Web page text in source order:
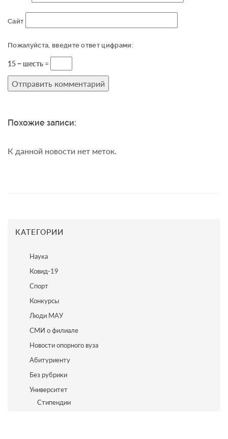
Сайт
Пожалуйста, введите ответ цифрами:
15 − шесть =
Похожие записи:
К данной новости нет меток.
КАТЕГОРИИ
Наука
Ковид-19
Спорт
Конкурсы
Люди МАУ
СМИ о филиале
Новости опорного вуза
Абитуриенту
Без рубрики
Университет
Стипендии